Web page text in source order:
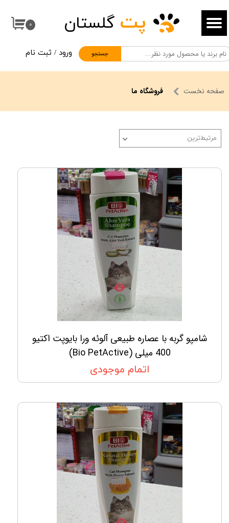
۰
جستجو
پت گلستان
ورود / ثبت نام
حساب کاربری من
تغییر گذر واژه
سفارشات
خروج از حساب کاربری
صفحه نخست فروشگاه ما
مرتبط‌ترین
شامپو گربه با عصاره طبیعی آلوئه ورا بایوپت اکتیو
400 میلی (Bio PetActive)
اتمام موجودی